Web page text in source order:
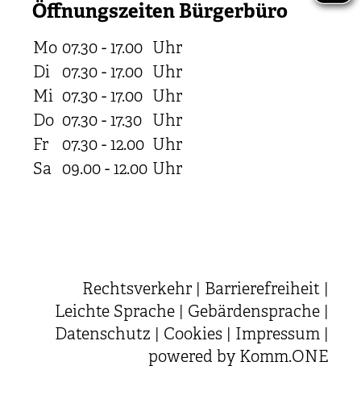
Öffnungszeiten Bürgerbüro
Mo 07.30 - 17.00 Uhr
Di
07.30 - 17.00 Uhr
Mi 07.30 - 17.00 Uhr
Do 07.30 - 17.30 Uhr
Fr
07.30 - 12.00 Uhr
Sa 09.00 - 12.00 Uhr
Rechtsverkehr Barrierefreiheit
Leichte Sprache
Gebärdensprache
Datenschutz
Cookies Impressum
powered by Komm.ONE